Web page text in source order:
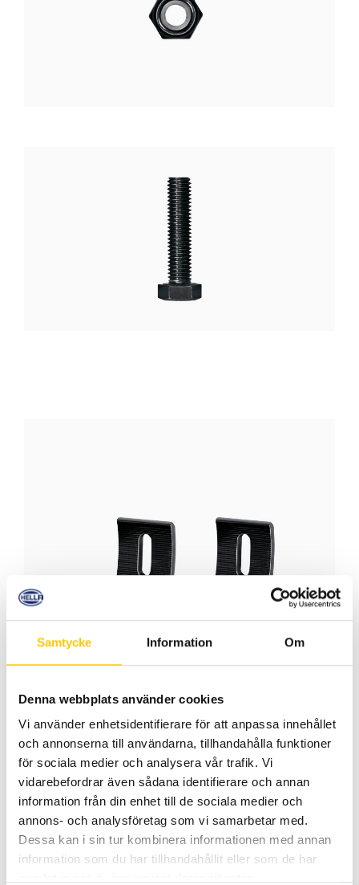
Samtycke Information Om
Denna webbplats använder cookies
Vi använder enhetsidentifierare för att anpassa innehållet
och annonserna till användarna, tillhandahålla funktioner
för sociala medier och analysera vår trafik. Vi
vidarebefordrar även sådana identifierare och annan
information från din enhet till de sociala medier och
annons- och analysföretag som vi samarbetar med.
Dessa kan i sin tur kombinera informationen med annan
information som du har tillhandahållit eller som de har
LED-ramper slim